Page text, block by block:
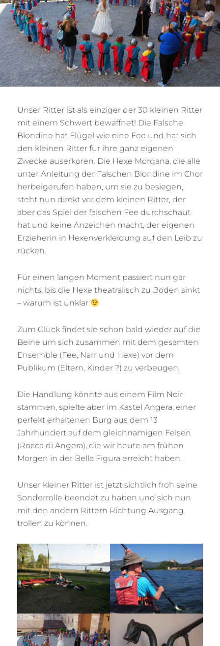
Unser Ritter ist als einziger der 30 kleinen Ritter
mit einem Schwert bewaffnet! Die Falsche
Blondine hat Flügel wie eine Fee und hat sich
den kleinen Ritter für ihre ganz eigenen
Zwecke auserkoren. Die Hexe Morgana, die alle
unter Anleitung der Falschen Blondine im Chor
herbeigerufen haben, um sie zu besiegen,
steht nun direkt vor dem kleinen Ritter, der
aber das Spiel der falschen Fee durchschaut
hat und keine Anzeichen macht, der eigenen
Erzieherin in Hexenverkleidung auf den Leib zu
rücken.
Für einen langen Moment passiert nun gar
nichts, bis die Hexe theatralisch zu Boden sinkt
– warum ist unklar
Zum Glück findet sie schon bald wieder auf die
Beine um sich zusammen mit dem gesamten
Ensemble (Fee, Narr und Hexe) vor dem
Publikum (Eltern, Kinder ?) zu verbeugen.
Die Handlung könnte aus einem Film Noir
stammen, spielte aber im Kastel Angera, einer
perfekt erhaltenen Burg aus dem 13
Jahrhundert auf dem gleichnamigen Felsen
(Rocca di Angera), die wir heute am frühen
Morgen in der Bella Figura erreicht haben.
Unser kleiner Ritter ist jetzt sichtlich froh seine
Sonderrolle beendet zu haben und sich nun
mit den andern Rittern Richtung Ausgang
trollen zu können.